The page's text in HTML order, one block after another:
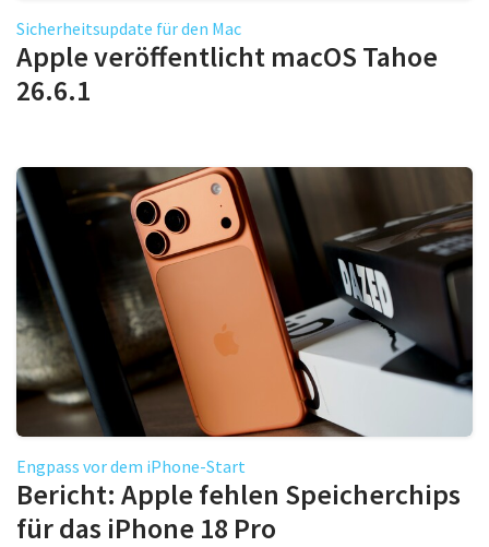
Sicherheitsupdate für den Mac
Apple veröffentlicht macOS Tahoe
26.6.1
Engpass vor dem iPhone-Start
Bericht: Apple fehlen Speicherchips
für das iPhone 18 Pro